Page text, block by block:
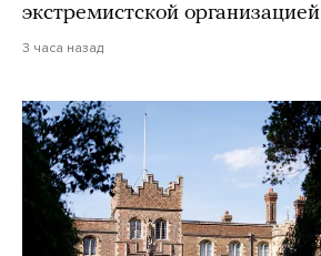
экстремистской организацией
3 часа назад